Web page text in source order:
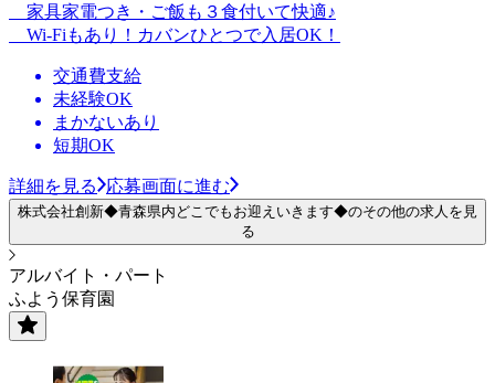
家具家電つき・ご飯も３食付いて快適♪
Wi-Fiもあり！カバンひとつで入居OK！
交通費支給
未経験OK
まかないあり
短期OK
詳細を見る 応募画面に進む
株式会社創新◆青森県内どこでもお迎えいきます◆のその他の求人を見
る
アルバイト・パート
ふよう保育園